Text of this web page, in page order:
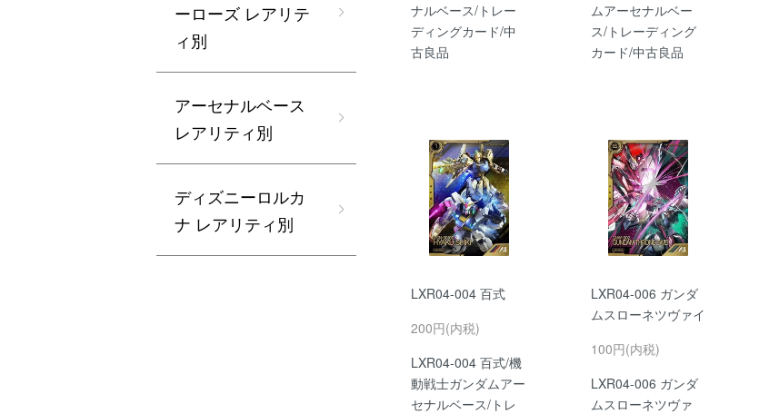
ナルベース/トレー
ディングカード/中
古良品
ムアーセナルベー
ス/トレーディング
カード/中古良品
LXR04-004 百式
200円(内税)
LXR04-004 百式/機
動戦士ガンダムアー
セナルベース/トレ
LXR04-006 ガンダ
ムスローネツヴァイ
100円(内税)
LXR04-006 ガンダ
ムスローネツヴァ
ーローズ レアリテ
ィ別
アーセナルベース
レアリティ別
ディズニーロルカ
ナ レアリティ別